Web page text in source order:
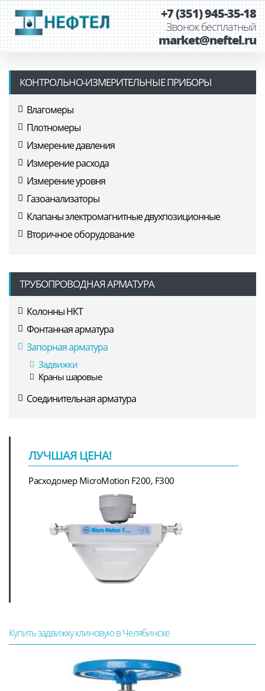
+7 (351) 945-35-18
Звонок бесплатный
market@neftel.ru
КОНТРОЛЬНО-ИЗМЕРИТЕЛЬНЫЕ ПРИБОРЫ
Влагомеры
Плотномеры
Измерение давления
Измерение расхода
Измерение уровня
Газоанализаторы
Клапаны электромагнитные двухпозиционные
Вторичное оборудование
ТРУБОПРОВОДНАЯ АРМАТУРА
Колонны НКТ
Фонтанная арматура
Запорная арматура
Задвижки
Краны шаровые
Соединительная арматура
ЛУЧШАЯ ЦЕНА!
Расходомер MicroMotion F200, F300
Купить задвижку клиновую в Челябинске